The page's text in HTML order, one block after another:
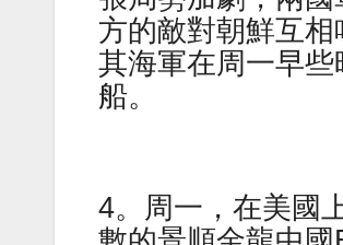
方的敵對朝鮮互相
其海軍在周一早
船。
4。周一，在美國